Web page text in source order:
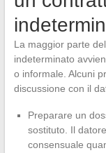
La maggior parte
indeterminato
o informale. Alcuni
discussione con il
Preparare un
sostituto. Il
consensuale